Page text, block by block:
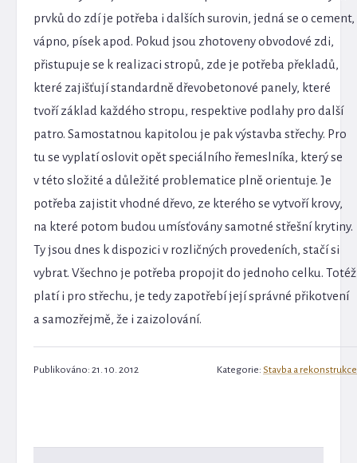
prvků do zdí je potřeba i dalších surovin, jedná se o cement,
vápno, písek apod. Pokud jsou zhotoveny obvodové zdi,
přistupuje se k realizaci stropů, zde je potřeba překladů,
které zajišťují standardně dřevobetonové panely, které
tvoří základ každého stropu, respektive podlahy pro další
patro. Samostatnou kapitolou je pak výstavba střechy. Pro
tu se vyplatí oslovit opět speciálního řemeslníka, který se
v této složité a důležité problematice plně orientuje. Je
potřeba zajistit vhodné dřevo, ze kterého se vytvoří krovy,
na které potom budou umísťovány samotné střešní krytiny.
Ty jsou dnes k dispozici v rozličných provedeních, stačí si
vybrat. Všechno je potřeba propojit do jednoho celku. Totéž
platí i pro střechu, je tedy zapotřebí její správné přikotvení
a samozřejmě, že i zaizolování.
Publikováno: 21. 10. 2012 Kategorie: Stavba a rekonstrukce